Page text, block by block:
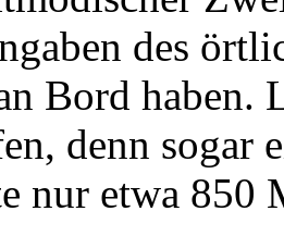
des
Bord haben.
denn sogar
nur etwa 850